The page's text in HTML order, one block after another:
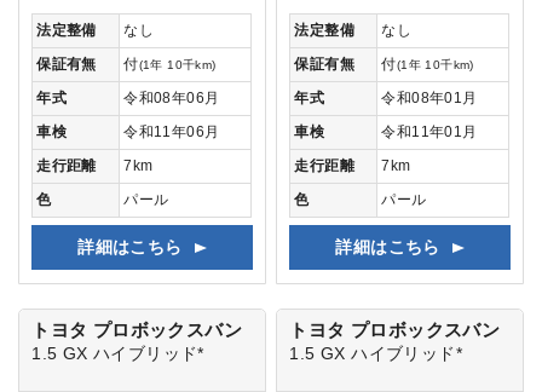
法定整備
なし
保証有無
付(1年 10千km)
年式
令和08年06月
車検
令和11年06月
走行距離
7km
色
パール
詳細はこちら
法定整備
なし
保証有無
付(1年 10千km)
年式
令和08年01月
車検
令和11年01月
走行距離
7km
色
パール
詳細はこちら
トヨタ プロボックスバン
1.5 GX ハイブリッド*
トヨタ プロボックスバン
1.5 GX ハイブリッド*